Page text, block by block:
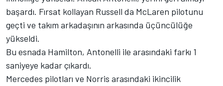
başardı. Fırsat kollayan Russell da McLaren pilotunu
geçti ve takım arkadaşının arkasında üçüncülüğe
yükseldi.
Bu esnada Hamilton, Antonelli ile arasındaki farkı 1
saniyeye kadar çıkardı.
Mercedes pilotları ve Norris arasındaki ikincilik